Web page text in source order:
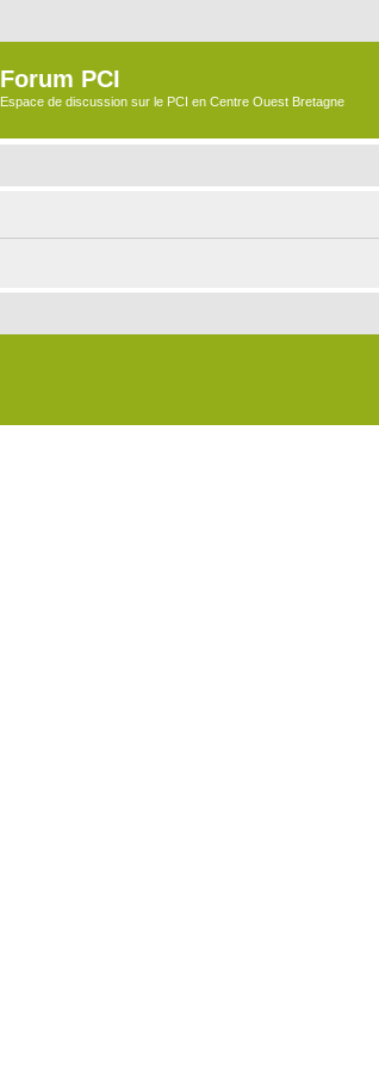
Forum PCI
Espace de discussion sur le PCI en Centre Ouest Bretagne